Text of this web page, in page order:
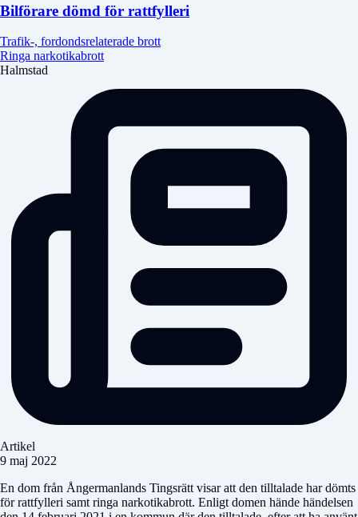
Bilförare dömd för rattfylleri
Trafik-, fordondsrelaterade brott
Ringa narkotikabrott
Halmstad
Artikel
9 maj 2022
En dom från Ångermanlands Tingsrätt visar att den tilltalade har dömts
för rattfylleri samt ringa narkotikabrott. Enligt domen hände händelsen